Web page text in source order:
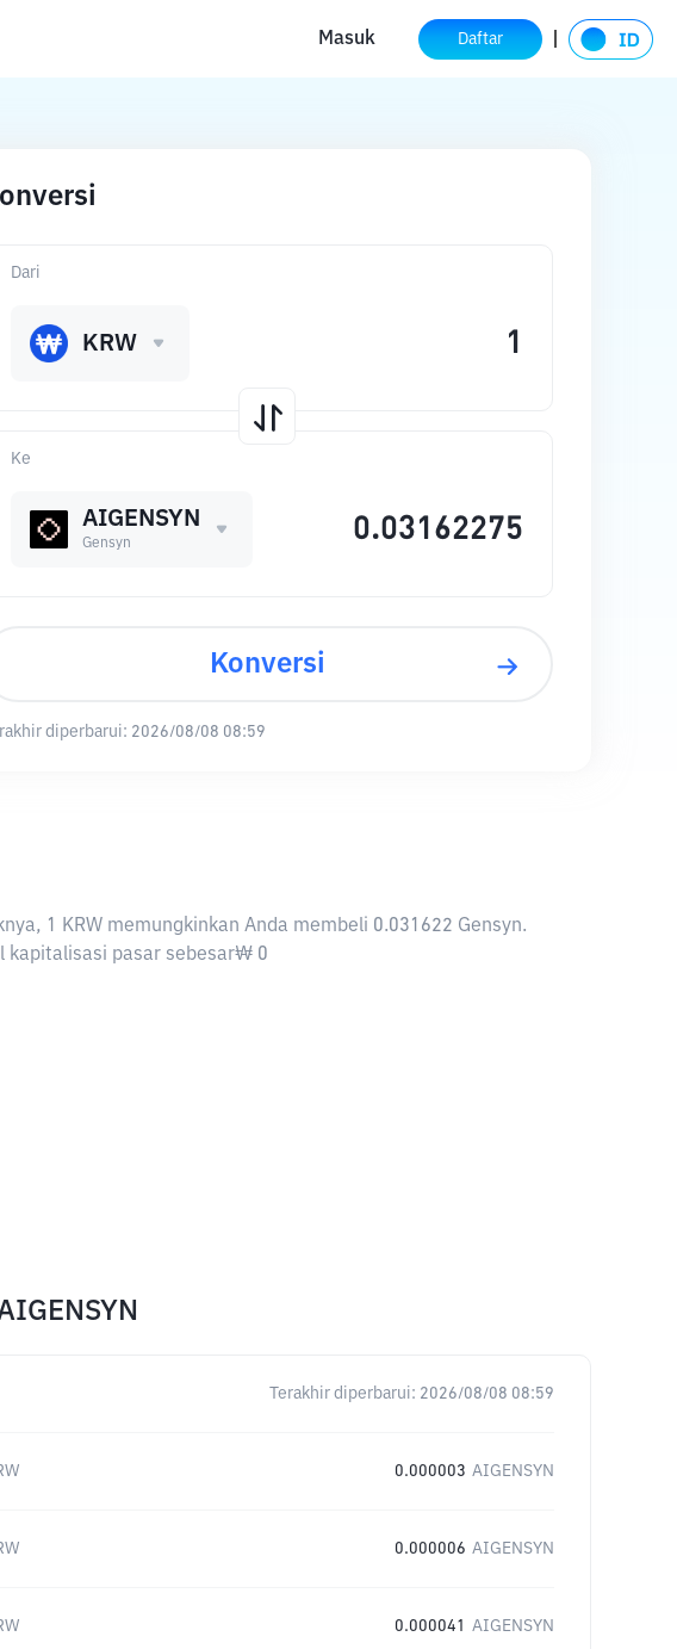
Masuk Daftar
Ke
AIGENSYN
Gensyn
Dari
KRW
Konversi
diperbarui: 2026/08/08 08:59
1 KRW memungkinkan Anda membeli 0.031622 Gensyn.
kapitalisasi pasar sebesar₩ 0
Terakhir diperbarui: 2026/08/08 08:59
0.000003 AIGENSYN
0.000006 AIGENSYN
0.000041 AIGENSYN